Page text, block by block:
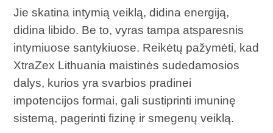
Jie skatina intymią veiklą, didina energiją,
didina libido. Be to, vyras tampa atsparesnis
intymiuose santykiuose. Reikėtų pažymėti, kad
XtraZex Lithuania maistinės sudedamosios
dalys, kurios yra svarbios pradinei
impotencijos formai, gali sustiprinti imuninę
sistemą, pagerinti fizinę ir smegenų veiklą.